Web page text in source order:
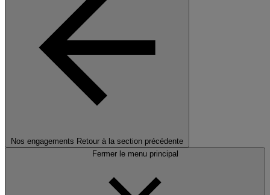
Nos engagements Retour à la section précédente
Fermer le menu principal